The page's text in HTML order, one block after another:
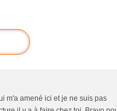
m'a amené ici et je ne suis pas